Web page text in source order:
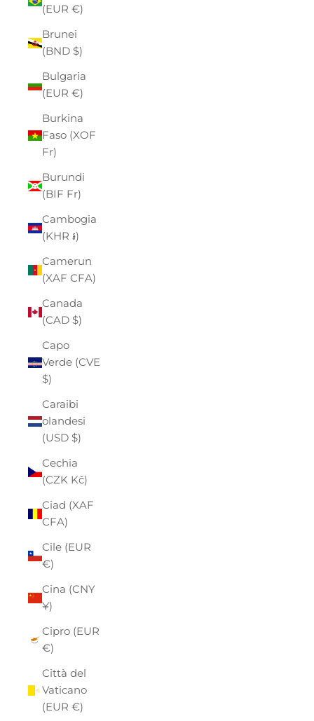
(EUR €)
Brunei
(BND $)
Bulgaria
(EUR €)
Burkina
Faso (XOF
Fr)
Burundi
(BIF Fr)
Cambogia
(KHR ៛)
Camerun
(XAF CFA)
Canada
(CAD $)
Capo
Verde (CVE
$)
Caraibi
olandesi
(USD $)
Cechia
(CZK Kč)
Ciad (XAF
CFA)
Cile (EUR
€)
Cina (CNY
¥)
Cipro (EUR
€)
Città del
Vaticano
(EUR €)